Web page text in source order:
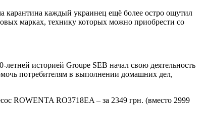
карантина каждый украинец ещё более остро ощутил
марках, технику которых можно приобрести со
историей Groupe SEB начал свою деятельность
потребителям в выполнении домашних дел,
ROWENTA RO3718EA – за 2349 грн. (вместо 2999